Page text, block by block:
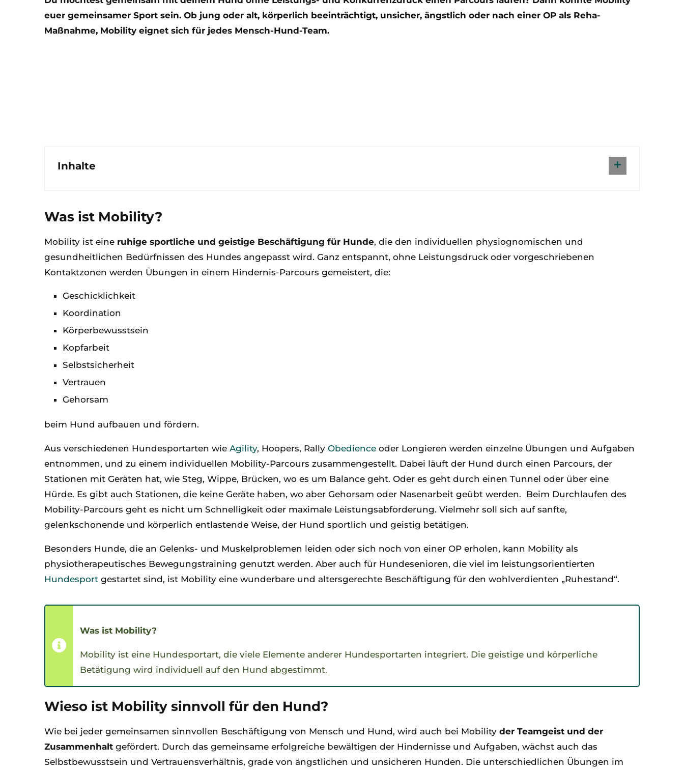
euer gemeinsamer Sport sein. Ob jung oder alt, körperlich beeinträchtigt, unsicher, ängstlich oder nach einer OP als Reha-
Maßnahme, Mobility eignet sich für jedes Mensch-Hund-Team.
Inhalte
Was ist Mobility?
Mobility ist eine ruhige sportliche und geistige Beschäftigung für Hunde, die den individuellen physiognomischen und
gesundheitlichen Bedürfnissen des Hundes angepasst wird. Ganz entspannt, ohne Leistungsdruck oder vorgeschriebenen
Kontaktzonen werden Übungen in einem Hindernis-Parcours gemeistert, die:
Geschicklichkeit
Koordination
Körperbewusstsein
Kopfarbeit
Selbstsicherheit
Vertrauen
Gehorsam
beim Hund aufbauen und fördern.
Aus verschiedenen Hundesportarten wie Agility, Hoopers, Rally Obedience oder Longieren werden einzelne Übungen und Aufgaben
entnommen, und zu einem individuellen Mobility-Parcours zusammengestellt. Dabei läuft der Hund durch einen Parcours, der
Stationen mit Geräten hat, wie Steg, Wippe, Brücken, wo es um Balance geht. Oder es geht durch einen Tunnel oder über eine
Hürde. Es gibt auch Stationen, die keine Geräte haben, wo aber Gehorsam oder Nasenarbeit geübt werden. Beim Durchlaufen des
Mobility-Parcours geht es nicht um Schnelligkeit oder maximale Leistungsabforderung. Vielmehr soll sich auf sanfte,
gelenkschonende und körperlich entlastende Weise, der Hund sportlich und geistig betätigen.
Besonders Hunde, die an Gelenks- und Muskelproblemen leiden oder sich noch von einer OP erholen, kann Mobility als
physiotherapeutisches Bewegungstraining genutzt werden. Aber auch für Hundesenioren, die viel im leistungsorientierten
Hundesport gestartet sind, ist Mobility eine wunderbare und altersgerechte Beschäftigung für den wohlverdienten „Ruhestand“.
Was ist Mobility?
Mobility ist eine Hundesportart, die viele Elemente anderer Hundesportarten integriert. Die geistige und körperliche
Betätigung wird individuell auf den Hund abgestimmt.
Wieso ist Mobility sinnvoll für den Hund?
Wie bei jeder gemeinsamen sinnvollen Beschäftigung von Mensch und Hund, wird auch bei Mobility der Teamgeist und der
Zusammenhalt gefördert. Durch das gemeinsame erfolgreiche bewältigen der Hindernisse und Aufgaben, wächst auch das
Selbstbewusstsein und Vertrauensverhältnis, grade von ängstlichen und unsicheren Hunden. Die unterschiedlichen Übungen im